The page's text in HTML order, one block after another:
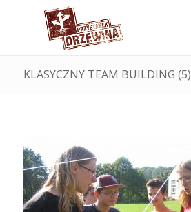
KLASYCZNY TEAM BUILDING (5)